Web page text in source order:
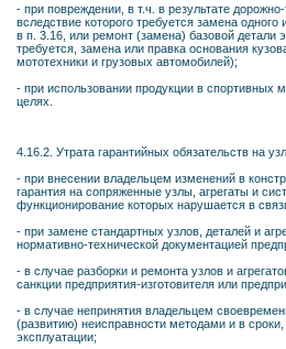
- при повреждении, в т.ч. в результате
вследствие которого требуется замена одного
в п. 3.16, или ремонт (замена) базовой детали
требуется, замена или правка основания
мототехники и грузовых автомобилей);
- при использовании продукции в спортивных
целях.
4.16.2. Утрата гарантийных обязательств на
- при внесении владельцем изменений в
гарантия на сопряженные узлы, агрегаты и
функционирование которых нарушается в
- при замене стандартных узлов, деталей и
нормативно-технической документацией
- в случае разборки и ремонта узлов и
санкции предприятия-изготовителя или
- в случае непринятия владельцем
(развитию) неисправности методами и в
эксплуатации;